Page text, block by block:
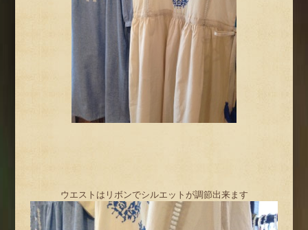
ウエストはリボンでシルエットが調節出来ます